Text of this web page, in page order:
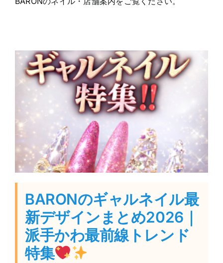
BARONのギャルネイル最
新デザインまとめ2026｜
派手かわ最前線トレンド
特集